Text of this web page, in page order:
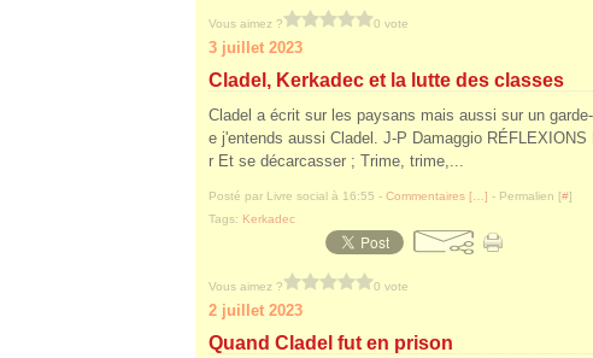
Vous aimez ? 0 vote
3 juillet 2023
Cladel, Kerkadec et la lutte des classes
Cladel a écrit sur les paysans mais aussi sur un
e j'entends aussi Cladel. J-P Damaggio
r Et se décarcasser ; Trime, trime,...
Posté par Livre social à 16:55 - Commentaires [ ] - Permalien [#]
Tags: Kerkadec
Vous aimez ? 0 vote
2 juillet 2023
Quand Cladel fut en prison